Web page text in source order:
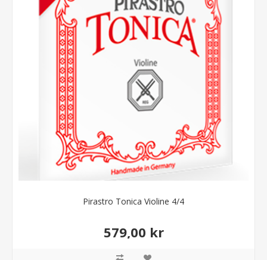
Pirastro Tonica Violine 4/4
579,00 kr